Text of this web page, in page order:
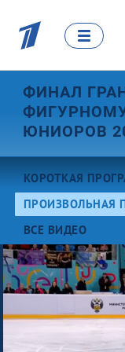
ФИНАЛ
ЮНИОРОВ
КОРОТКАЯ
ПРОИЗВОЛЬНАЯ
ВСЕ ВИДЕО